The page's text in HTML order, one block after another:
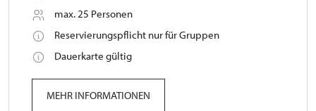
max. 25 Personen
Reservierungspflicht nur für Gruppen
Dauerkarte gültig
MEHR INFORMATIONEN